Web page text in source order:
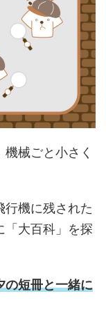
械ごと小さく
行機に残された
「大百科」を探
の短冊と一緒に